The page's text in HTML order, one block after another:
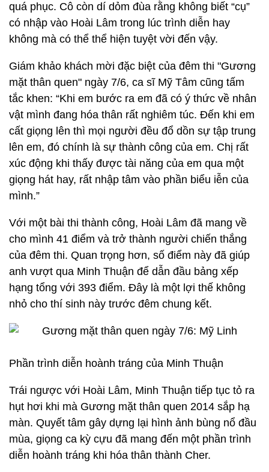
quá phục. Cô còn dí dỏm đùa rằng không biết “cụ”
có nhập vào Hoài Lâm trong lúc trình diễn hay
không mà có thể thể hiện tuyệt vời đến vậy.
Giám khảo khách mời đặc biệt của đêm thi "Gương
mặt thân quen" ngày 7/6, ca sĩ Mỹ Tâm cũng tấm
tắc khen: “Khi em bước ra em đã có ý thức về nhân
vật mình đang hóa thân rất nghiêm túc. Đến khi em
cất giọng lên thì mọi người đều đổ dồn sự tập trung
lên em, đó chính là sự thành công của em. Chị rất
xúc động khi thấy được tài năng của em qua một
giọng hát hay, rất nhập tâm vào phần biểu iễn của
mình.”
Với một bài thi thành công, Hoài Lâm đã mang về
cho mình 41 điểm và trở thành người chiến thắng
của đêm thi. Quan trọng hơn, số điểm này đã giúp
anh vượt qua Minh Thuận để dẫn đầu bảng xếp
hạng tổng với 393 điểm. Đây là một lợi thế không
nhỏ cho thí sinh này trước đêm chung kết.
Phần trình diễn hoành tráng của Minh Thuận
Trái ngược với Hoài Lâm, Minh Thuận tiếp tục tỏ ra
hụt hơi khi mà Gương mặt thân quen 2014 sắp hạ
màn. Quyết tâm gây dựng lại hình ảnh bùng nổ đầu
mùa, giọng ca kỳ cựu đã mang đến một phần trình
diễn hoành tráng khi hóa thân thành Cher.